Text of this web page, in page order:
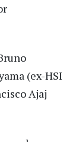
(ex-HSI
Ajaj